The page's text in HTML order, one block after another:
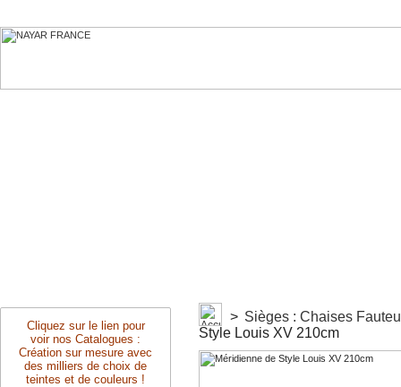
Cliquez sur le lien pour
voir nos Catalogues :
Création sur mesure avec
des milliers de choix de
teintes et de couleurs !
> Sièges : Chaises
Style Louis XV 210cm